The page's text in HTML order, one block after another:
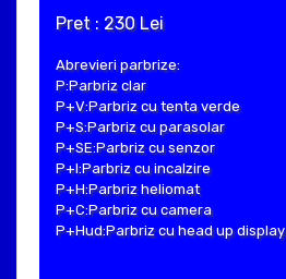
Pret : 230 Lei
Abrevieri parbrize:
P:Parbriz clar
P+V:Parbriz cu tenta verde
P+S:Parbriz cu parasolar
P+SE:Parbriz cu senzor
P+I:Parbriz cu incalzire
P+H:Parbriz heliomat
P+C:Parbriz cu camera
P+Hud:Parbriz cu head up display